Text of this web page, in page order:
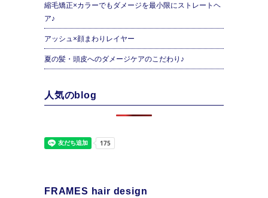
縮毛矯正×カラーでもダメージを最小限にストレートヘ
ア♪
アッシュ×顔まわりレイヤー
夏の髪・頭皮へのダメージケアのこだわり♪
人気のblog
FRAMES hair design